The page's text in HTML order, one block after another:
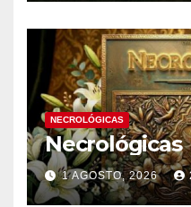
NECROLÓGICAS
Necrológicas
1 AGOSTO, 2026